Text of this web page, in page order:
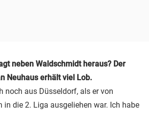
neben Waldschmidt heraus? Der
Neuhaus erhält viel Lob.
noch aus Düsseldorf, als er von
in die 2. Liga ausgeliehen war. Ich habe